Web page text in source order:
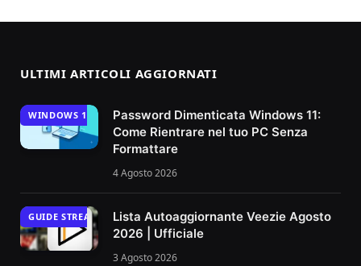
ULTIMI ARTICOLI AGGIORNATI
WINDOWS 11
Password Dimenticata Windows 11:
Come Rientrare nel tuo PC Senza
Formattare
4 Agosto 2026
GUIDE STREAMINGLista Autoaggiornante Veezie Agosto
2026 | Ufficiale
3 Agosto 2026